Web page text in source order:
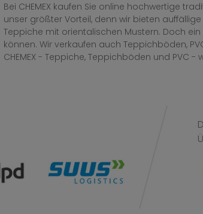
Bei CHEMEX kaufen Sie online hochwertige
unser größter Vorteil, denn wir bieten
Teppiche mit orientalischen Mustern. Doch
können. Wir verkaufen auch Teppichböden,
CHEMEX - Teppiche, Teppichböden und PVC -